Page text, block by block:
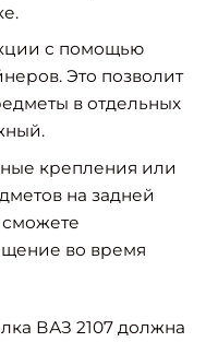
с помощью
Это позволит
в отдельных
крепления или
на задней
во время
ВАЗ 2107 должна